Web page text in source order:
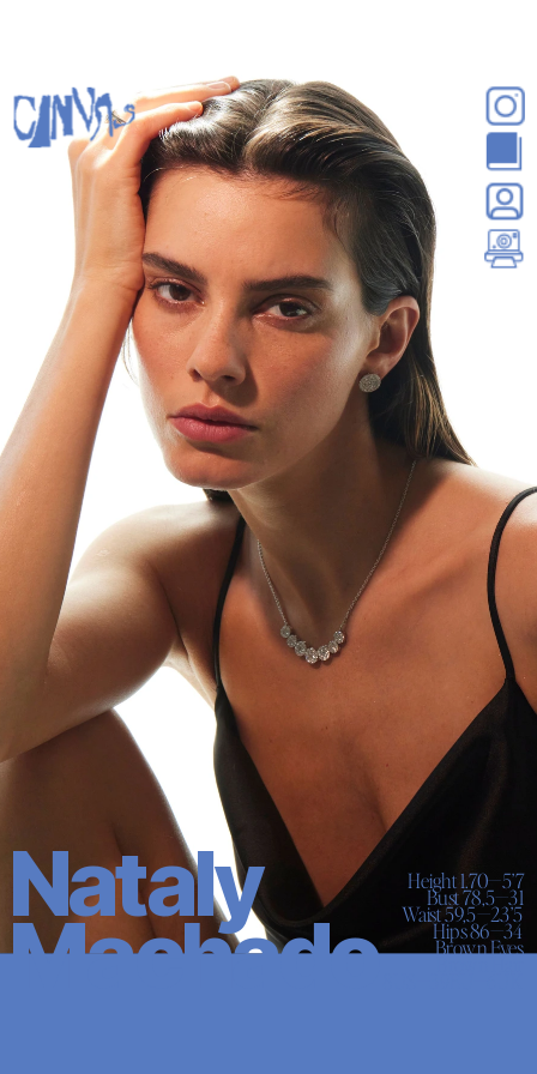
Height 1.70—5’7
Bust 78,5—31
Waist 59,5—23’5
Hips 86—34
Brown Eyes
Nataly
Machado